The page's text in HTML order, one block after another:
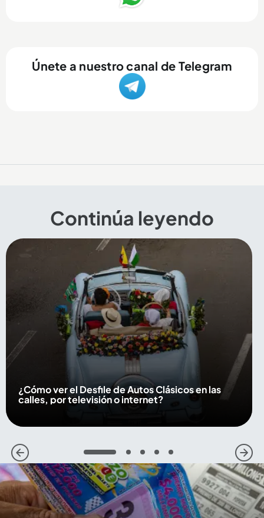
Únete a nuestro canal de Telegram
Continúa leyendo
¿Cómo ver el Desfile de Autos Clásicos en las
calles, por televisión o internet?
1 2 3 4 5